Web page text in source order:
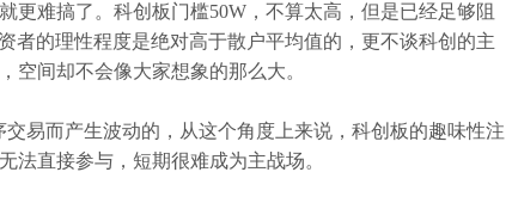
更难搞了。科创板门槛50W，不算太高，但是已经足够阻
者的理性程度是绝对高于散户平均值的，更不谈科创的主
空间却不会像大家想象的那么大。
而产生波动的，从这个角度上来说，科创板的趣味性注
法直接参与，短期很难成为主战场。